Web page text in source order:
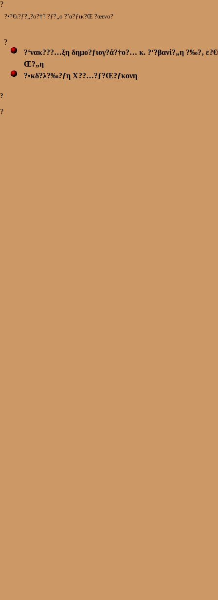
?
?•?€ι?ƒ?„?ο?†? ?ƒ?„ο ?’α?ƒικ?Œ ?œενο?
?
?‘νακ???…ξη δημο?ƒιογ?ά?†ο?… κ. ?‘?βανί?„η ?‰?‚
Œ?„η
?•κδ?λ?‰?ƒη Χ??…?ƒ?Œ?ƒκονη
?
?